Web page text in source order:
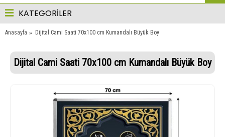
KATEGORİLER
Anasayfa Dijital Cami Saati 70x100 cm Kumandalı Büyük Boy
Dijital Cami Saati 70x100 cm Kumandalı Büyük Boy